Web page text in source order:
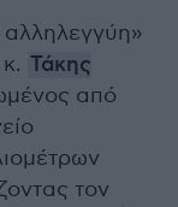
Τάκης
από
τον